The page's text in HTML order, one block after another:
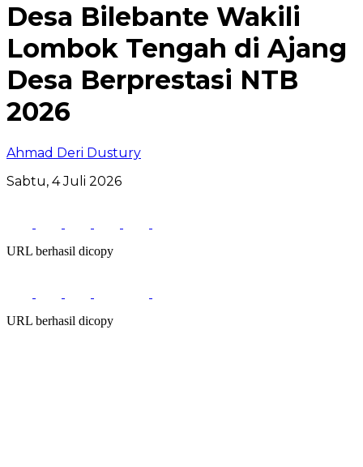
Desa Bilebante Wakili
Lombok Tengah di Ajang
Desa Berprestasi NTB
2026
Ahmad Deri Dustury
Sabtu, 4 Juli 2026
URL berhasil dicopy
URL berhasil dicopy